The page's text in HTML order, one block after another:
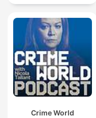
Crime World